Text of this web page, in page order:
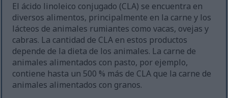
El ácido linoleico conjugado (CLA) se encuentra en
diversos alimentos, principalmente en la carne y los
lácteos de animales rumiantes como vacas, ovejas y
cabras. La cantidad de CLA en estos productos
depende de la dieta de los animales. La carne de
animales alimentados con pasto, por ejemplo,
contiene hasta un 500 % más de CLA que la carne de
animales alimentados con granos.